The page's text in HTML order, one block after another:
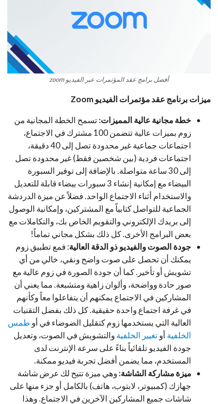
أفضل برامج عقد المؤتمرات عبر الفيديو zoom
ميزات برنامج عقد مؤتمرات الفيديو Zoom
خطة مجانية عالية المميزات:تسمح الخطة المجانية من
زوم بميزات عالية تتضمن 100 مشترك في الاجتماع،
اجتماعات جماعية غير محدودة تصل إلى 40 دقيقة،
اجتماعات فردية (بين شخصين فقط) غير محدودة تصل
إلى 30 ساعة متواصلة. بالإضافة إلى توفير السبورة
البيضاء مع إمكانية إنشاء 3 سبورات بيضاء قابلة للتعديل
والاستخدام أثناء الاجتماع الواحد. فضلاً عن ميزة الدردشة
الجماعية للتواصل كتابياً مع المشتركين، وإمكانية الوصول
إلى بريدك الإلكتروني والتقويم الخاص بك، والتكاملات مع
بعض البرامج الأخرى. كل ذلك بشكل مجاني تماماً!
جودة الصوت والفيديو ذو الدقة العالية: فمع تطبيق زوم
يمكنك أن تحصل على صوت واضح ونقي، خالي من أي
تشويش أو تأخير. كما أن جودة الصورة في زوم عالية مع
صور حادة وواضحة، وألوان زاهية ومتشبعة. مما يعني أن
المشاركين في الاجتماع يمكنهم أن يتفاعلوا معاً وكأنهم
في غرفة اجتماع واحدة حقيقية. كل ذلك بفضل التقنيات
العالية التي يستخدمها زوم كتقليل الضوضاء في أو طمس
الخلفية أوتغيير الخلفية والتشويش في الصوت، وتعديل
جودة الفيديو تلقائياً بناءً على سرعة الإنترنت لدى
المستخدم، مما يضمن أفضل تجربة فيديو ممكنة.
ميزة مشاركة الشاشة: وهي ميزة تتيح لك عرض شاشة
جهازك (كمبيوتر، لابتوب، هاتف) بالكامل أو جزء منها على
شاشات جميع المشاركين الآخرين في الاجتماع. وهذا